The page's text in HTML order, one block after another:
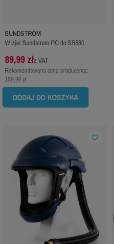
SUNDSTROM
Wizjer Sundstrom PC do SR580
89,99 złz VAT
Rekomendowana cena producenta:
159,99 zł
DODAJ DO KOSZYKA
favorite_border